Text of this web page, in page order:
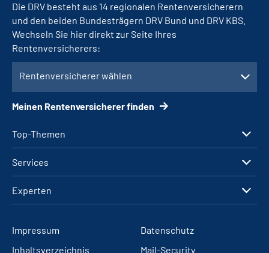
Top-Themen
Services
Experten
Die DRV besteht aus 14 regionalen Rentenversicherern
und den beiden Bundesträgern DRV Bund und DRV KBS.
Wechseln Sie hier direkt zur Seite Ihres
Rentenversicherers:
Rentenversicherer wählen
Meinen Rentenversicherer finden
Impressum
Datenschutz
Inhaltsverzeichnis
Mail-Security